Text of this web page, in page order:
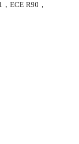
ECE R90，